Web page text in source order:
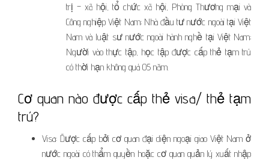
trị – xã hội, tổ chức xã hội, Phòng Thương mại và
Công nghiệp Việt Nam; Nhà đầu tư nước ngoài tại Việt
Nam và luật sư nước ngoài hành nghề tại Việt Nam;
Người vào thực tập, học tập được cấp thẻ tạm trú
có thời hạn không quá 05 năm.
Cơ quan nào được cấp thẻ visa/ thẻ tạm
trú?
Visa: Được cấp bởi cơ quan đại diện ngoại giao Việt Nam ở
nước ngoài có thẩm quyền hoặc cơ quan quản lý xuất nhập